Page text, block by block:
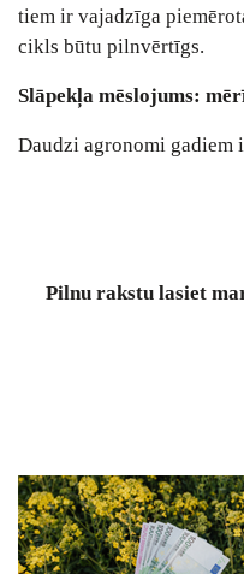
tiem ir vajadzīga
cikls būtu pilnvērtīgs.
Slāpekļa mēslojums:
Daudzi agronomi gadiem
Pilnu rakstu lasiet